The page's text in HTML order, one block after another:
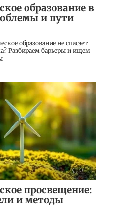
образование в
и пути
образование не спасает
Разбираем барьеры и ищем
0
просвещение:
и методы